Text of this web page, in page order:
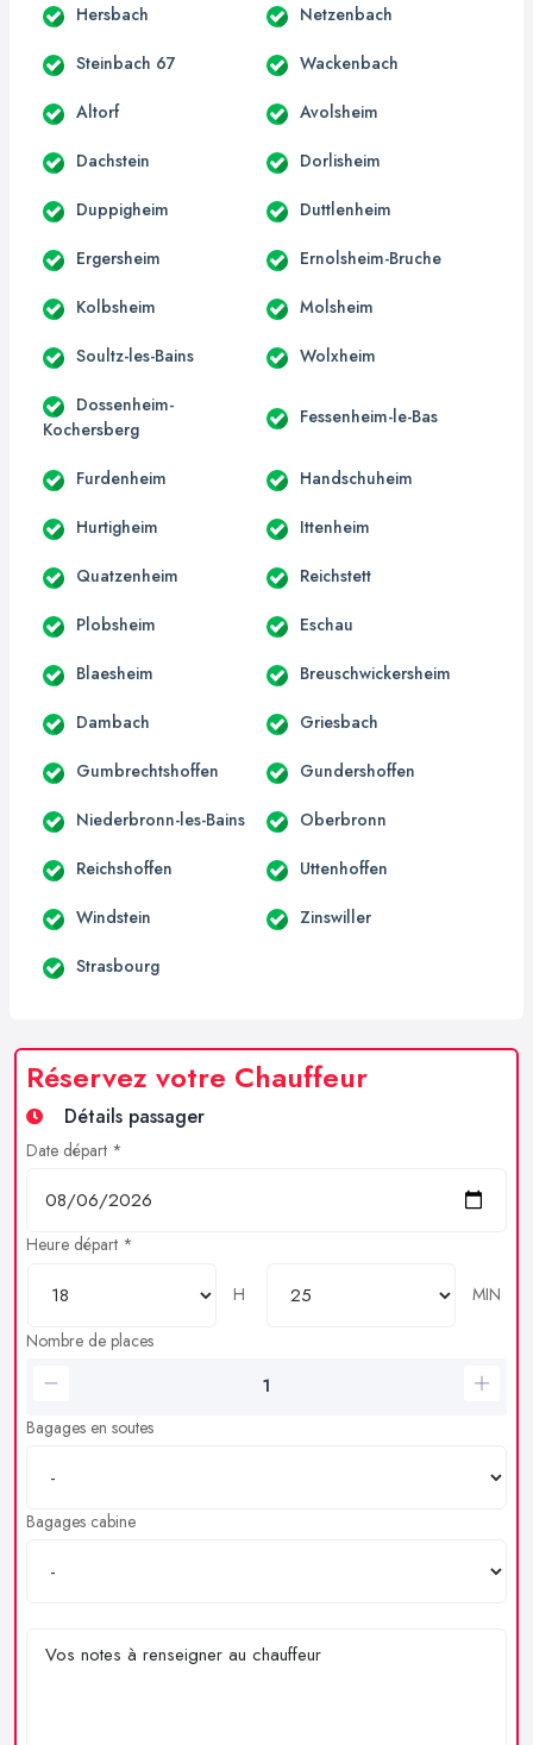
Hersbach Netzenbach
Steinbach 67 Wackenbach
Altorf Avolsheim
Dachstein Dorlisheim
Duppigheim Duttlenheim
Ergersheim Ernolsheim-Bruche
Kolbsheim Molsheim
Soultz-les-Bains Wolxheim
Dossenheim-
Kochersberg
Fessenheim-le-Bas
Furdenheim Handschuheim
Hurtigheim Ittenheim
Quatzenheim Reichstett
Plobsheim Eschau
Blaesheim Breuschwickersheim
Dambach Griesbach
Gumbrechtshoffen Gundershoffen
Niederbronn-les-Bains Oberbronn
Reichshoffen Uttenhoffen
Windstein Zinswiller
Strasbourg
Réservez votre Chauffeur
Détails passager
Date départ *
Heure départ *
H
MIN
Nombre de places
Bagages en soutes
Bagages cabine